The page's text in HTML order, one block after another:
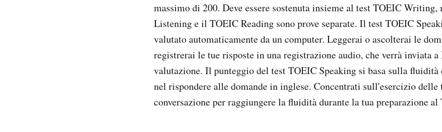
massimo di 200. Deve essere sostenuta insieme al test TOEIC
Listening e il TOEIC Reading sono prove separate. Il test TOEIC
valutato automaticamente da un computer. Leggerai o ascolterai le
registrerai le tue risposte in una registrazione audio, che verrà inviata a
valutazione. Il punteggio del test TOEIC Speaking si basa sulla fluidità
nel rispondere alle domande in inglese. Concentrati sull'esercizio delle
conversazione per raggiungere la fluidità durante la tua preparazione al